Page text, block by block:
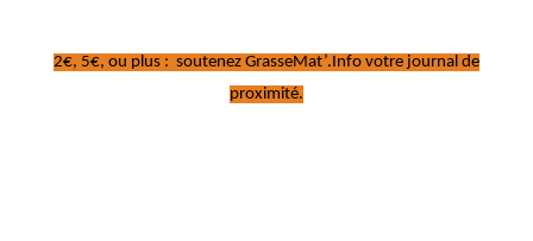
2€, 5€, ou plus : soutenez GrasseMat’.Info votre journal de
proximité.